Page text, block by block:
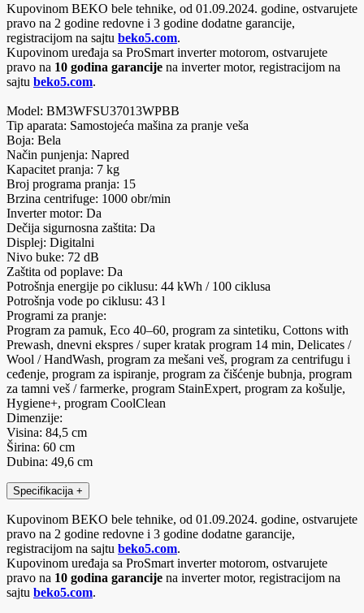
Kupovinom BEKO bele tehnike, od 01.09.2024. godine, ostvarujete
pravo na 2 godine redovne i 3 godine dodatne garancije,
registracijom na sajtu beko5.com.
Kupovinom uređaja sa ProSmart inverter motorom, ostvarujete
pravo na 10 godina garancije na inverter motor, registracijom na
sajtu beko5.com.
Model: BM3WFSU37013WPBB
Tip aparata: Samostojeća mašina za pranje veša
Boja: Bela
Način punjenja: Napred
Kapacitet pranja: 7 kg
Broj programa pranja: 15
Brzina centrifuge: 1000 obr/min
Inverter motor: Da
Dečija sigurnosna zaštita: Da
Displej: Digitalni
Nivo buke: 72 dB
Zaštita od poplave: Da
Potrošnja energije po ciklusu: 44 kWh / 100 ciklusa
Potrošnja vode po ciklusu: 43 l
Programi za pranje:
Program za pamuk, Eco 40–60, program za sintetiku, Cottons with
Prewash, dnevni ekspres / super kratak program 14 min, Delicates /
Wool / HandWash, program za mešani veš, program za centrifugu i
ceđenje, program za ispiranje, program za čišćenje bubnja, program
za tamni veš / farmerke, program StainExpert, program za košulje,
Hygiene+, program CoolClean
Dimenzije:
Visina: 84,5 cm
Širina: 60 cm
Dubina: 49,6 cm
Specifikacija +
Kupovinom BEKO bele tehnike, od 01.09.2024. godine, ostvarujete
pravo na 2 godine redovne i 3 godine dodatne garancije,
registracijom na sajtu beko5.com.
Kupovinom uređaja sa ProSmart inverter motorom, ostvarujete
pravo na 10 godina garancije na inverter motor, registracijom na
sajtu beko5.com.